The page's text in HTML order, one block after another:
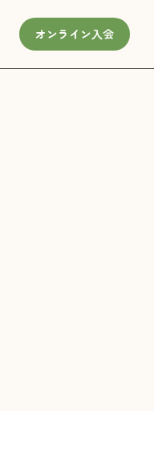
オンライン入会